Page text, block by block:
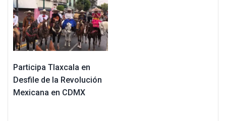
Participa Tlaxcala en
Desfile de la Revolución
Mexicana en CDMX